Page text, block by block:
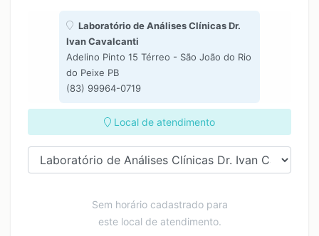
Laboratório de Análises Clínicas Dr.
Ivan Cavalcanti
Adelino Pinto 15 Térreo - São João do Rio
do Peixe PB
(83) 99964-0719
Local de atendimento
Sem horário cadastrado para
este local de atendimento.